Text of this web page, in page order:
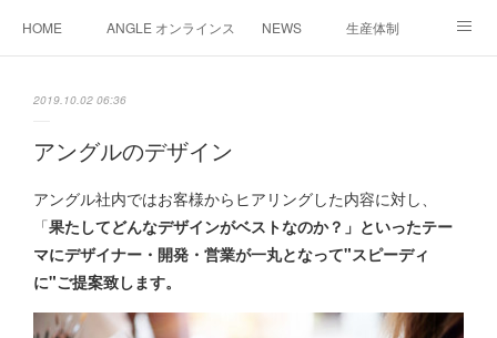
HOME ANGLE オンラインストア NEWS 生産体制
2019.10.02 06:36
アングルのデザイン
アングル社内ではお客様からヒアリングした内容に対し、
「果たしてどんなデザインがベストなのか？」といったテー
マにデザイナー・開発・営業が一丸となって"スピーディ
に"ご提案致します。